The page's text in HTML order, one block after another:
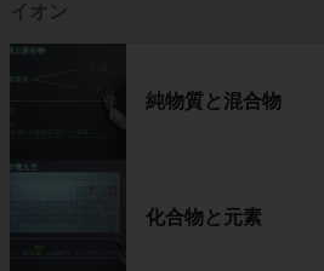
イオン
純物質と混合物
化合物と元素